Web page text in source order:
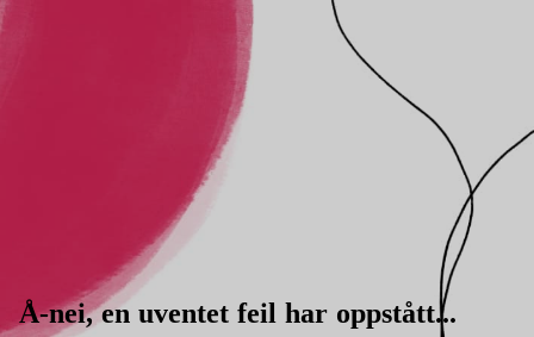
Å-nei, en uventet feil har oppstått...